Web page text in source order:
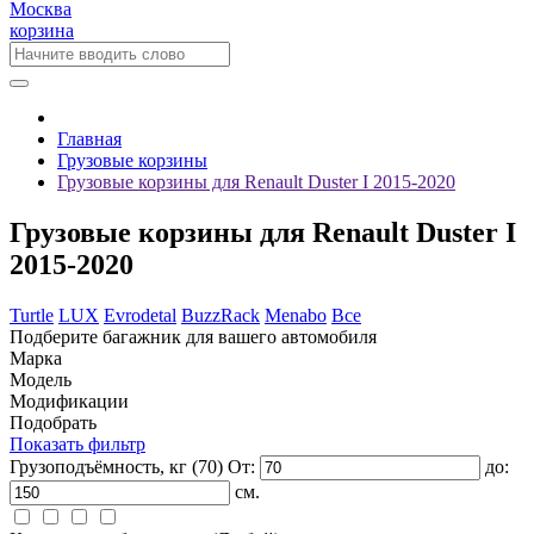
Москва
корзина
Главная
Грузовые корзины
Грузовые корзины для Renault Duster I 2015-2020
Грузовые корзины для Renault Duster I
2015-2020
Turtle LUX Evrodetal BuzzRack Menabo Все
Подберите багажник для вашего автомобиля
Марка
Модель
Модификации
Подобрать
Показать фильтр
Грузоподъёмность, кг (70) От:
до:
см.